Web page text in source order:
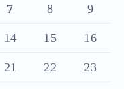
7 8 9
14 15 16
21 22 23